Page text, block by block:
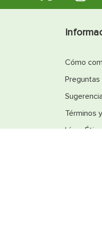
Cómo
Términos
Línea Ética